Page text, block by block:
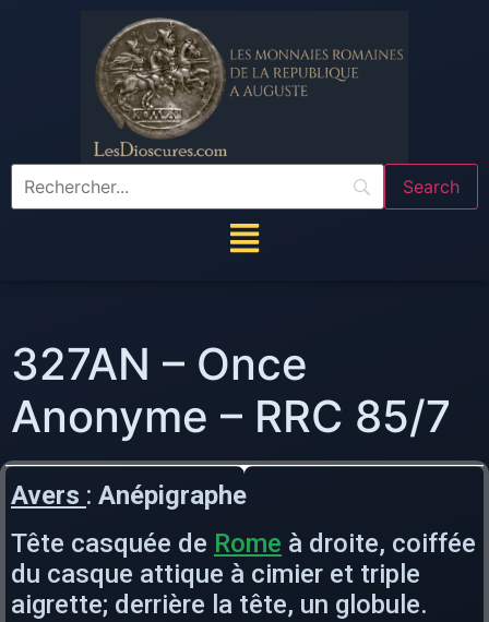
327AN – Once
Anonyme – RRC 85/7
Avers : Anépigraphe
Tête casquée de Rome à droite, coiffée
du casque attique à cimier et triple
aigrette; derrière la tête, un globule.